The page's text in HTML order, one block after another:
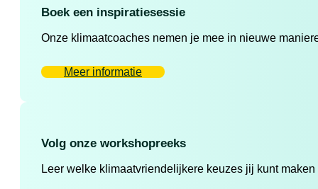
Boek een inspiratiesessie
Onze klimaatcoaches nemen je mee in nieuwe
Meer informatie
Volg onze workshopreeks
Leer welke klimaatvriendelijkere keuzes jij kunt